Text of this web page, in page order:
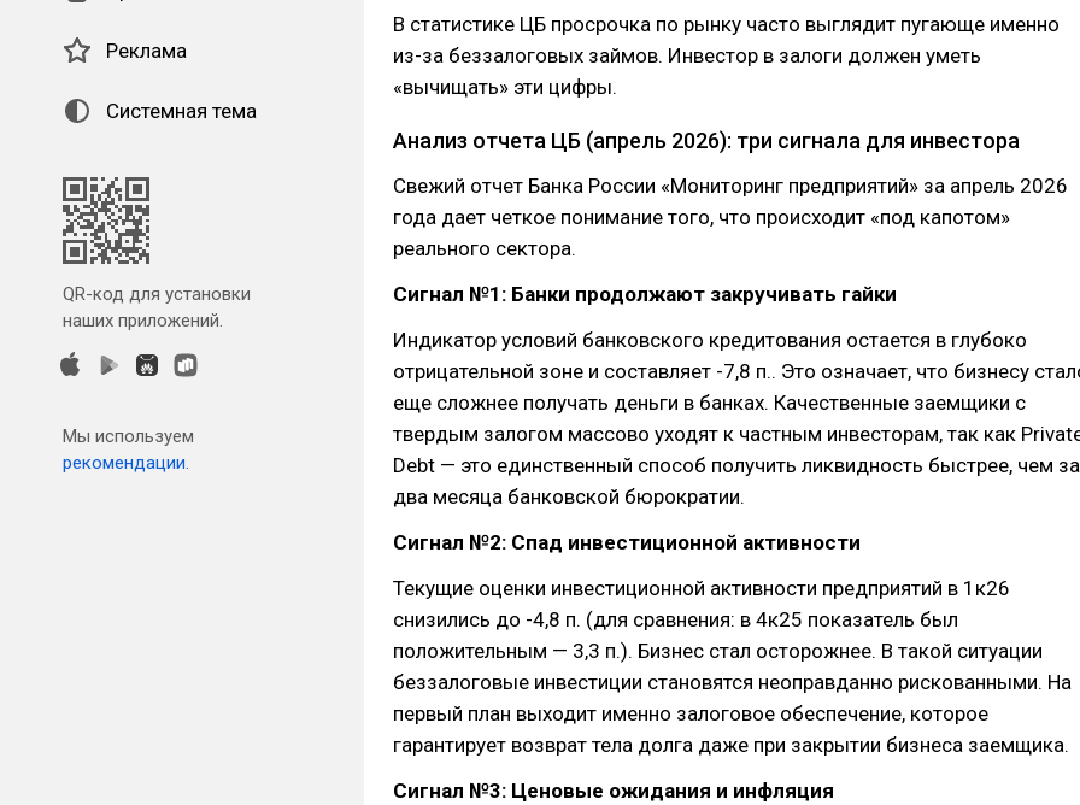
Реклама
Системная тема
QR-код для установки
наших приложений.
Мы используем
рекомендации.
В статистике ЦБ просрочка по рынку часто выглядит пугающе именно
из-за беззалоговых займов. Инвестор в залоги должен уметь
«вычищать» эти цифры.
Анализ отчета ЦБ (апрель 2026): три сигнала для инвестора
Свежий отчет Банка России «Мониторинг предприятий» за апрель 2026
года дает четкое понимание того, что происходит «под капотом»
реального сектора.
Сигнал №1: Банки продолжают закручивать гайки
Индикатор условий банковского кредитования остается в глубоко
отрицательной зоне и составляет -7,8 п.. Это означает, что бизнесу
еще сложнее получать деньги в банках. Качественные заемщики с
твердым залогом массово уходят к частным инвесторам, так как
Debt — это единственный способ получить ликвидность быстрее, чем за
два месяца банковской бюрократии.
Сигнал №2: Спад инвестиционной активности
Текущие оценки инвестиционной активности предприятий в 1к26
снизились до -4,8 п. (для сравнения: в 4к25 показатель был
положительным — 3,3 п.). Бизнес стал осторожнее. В такой ситуации
беззалоговые инвестиции становятся неоправданно рискованными. На
первый план выходит именно залоговое обеспечение, которое
гарантирует возврат тела долга даже при закрытии бизнеса заемщика.
Сигнал №3: Ценовые ожидания и инфляция